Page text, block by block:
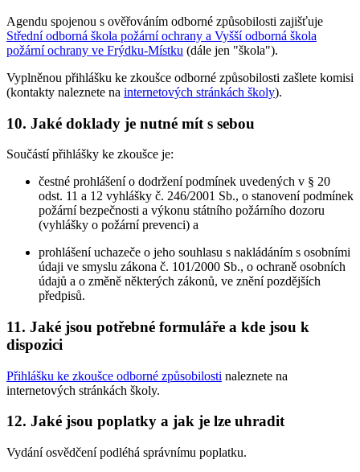
Agendu spojenou s ověřováním odborné způsobilosti zajišťuje
Střední odborná škola požární ochrany a Vyšší odborná škola
požární ochrany ve Frýdku-Místku (dále jen "škola").
Vyplněnou přihlášku ke zkoušce odborné způsobilosti zašlete komisi
(kontakty naleznete na internetových stránkách školy).
10. Jaké doklady je nutné mít s sebou
Součástí přihlášky ke zkoušce je:
čestné prohlášení o dodržení podmínek uvedených v § 20
odst. 11 a 12 vyhlášky č. 246/2001 Sb., o stanovení podmínek
požární bezpečnosti a výkonu státního požárního dozoru
(vyhlášky o požární prevenci) a
prohlášení uchazeče o jeho souhlasu s nakládáním s osobními
údaji ve smyslu zákona č. 101/2000 Sb., o ochraně osobních
údajů a o změně některých zákonů, ve znění pozdějších
předpisů.
11. Jaké jsou potřebné formuláře a kde jsou k
dispozici
Přihlášku ke zkoušce odborné způsobilosti naleznete na
internetových stránkách školy.
12. Jaké jsou poplatky a jak je lze uhradit
Vydání osvědčení podléhá správnímu poplatku.